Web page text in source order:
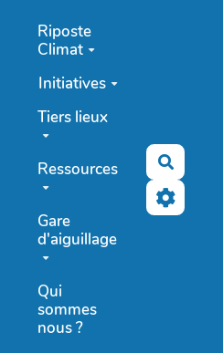
Riposte
Climat
Initiatives
Tiers lieux
Ressources
Gare
d'aiguillage
Qui
sommes
nous ?